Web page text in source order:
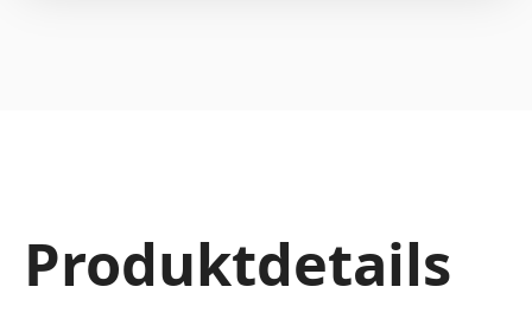
Produktdetails